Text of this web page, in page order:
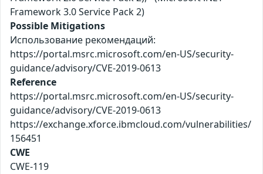
Framework 3.0 Service Pack 2)
Possible Mitigations
Использование рекомендаций:
https://portal.msrc.microsoft.com/en-US/security-
guidance/advisory/CVE-2019-0613
Reference
https://portal.msrc.microsoft.com/en-US/security-
guidance/advisory/CVE-2019-0613
https://exchange.xforce.ibmcloud.com/vulnerabilities/
156451
CWE
CWE-119